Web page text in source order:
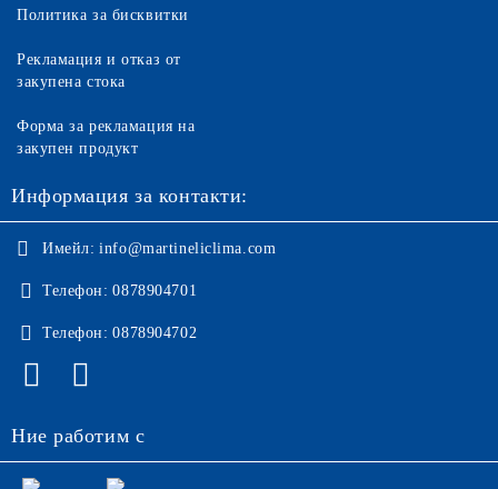
Политика за бисквитки
Рекламация и отказ от
закупена стока
Форма за рекламация на
закупен продукт
Информация за контакти:
Имейл: info@martineliclima.com
Телефон: 0878904701
Телефон: 0878904702
Ние работим с